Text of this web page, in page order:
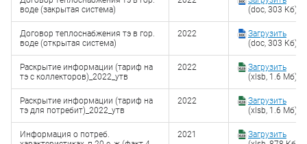
воде (закрытая система)
(doc, 303 Кб)
Договор теплоснабжения тэ в гор.
воде (открытая система)
2022
Загрузить
(doc, 303 Кб)
Раскрытие информации (тариф на
тэ с коллекторов)_2022_утв
2022
Загрузить
(xlsb, 1.6 Мб)
Раскрытие информации (тариф на
тэ для потребит)_2022_утв
2022
Загрузить
(xlsb, 1.6 Мб)
Информация о потреб.
2021
Загрузить